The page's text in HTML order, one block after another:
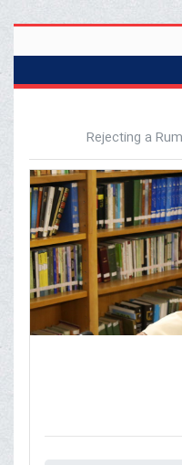
Rejecting a